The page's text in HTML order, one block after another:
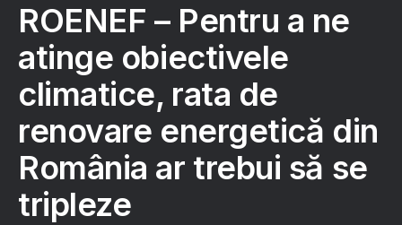
ROENEF – Pentru a ne
atinge obiectivele
climatice, rata de
renovare energetică din
România ar trebui să se
tripleze